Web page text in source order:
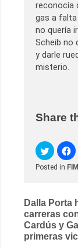
reconocía
gas a
no quería
Scheib no
y darle
misterio.
Share
Posted in
Post
Dalla Porta
carreras
Cardús y
primeras